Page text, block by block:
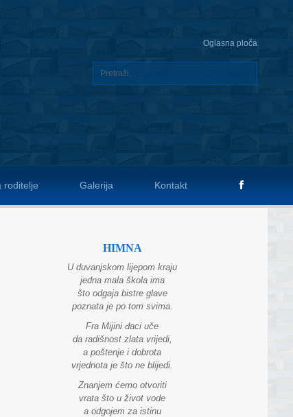
Oglasna ploča
roditelje Galerija Kontakt
HIMNA
U duvanjskom lijepom kraju
jedna mala škola ima
što odgaja bistre glave
poznata je po tom svima.
Fra Mijini đaci uče
da radišnost zlata vrijedi,
a poštenje i dobrota
vrjednota je što ne blijedi.
Znanjem ćemo otvoriti
vrata što u život vode
a odgojem za istinu